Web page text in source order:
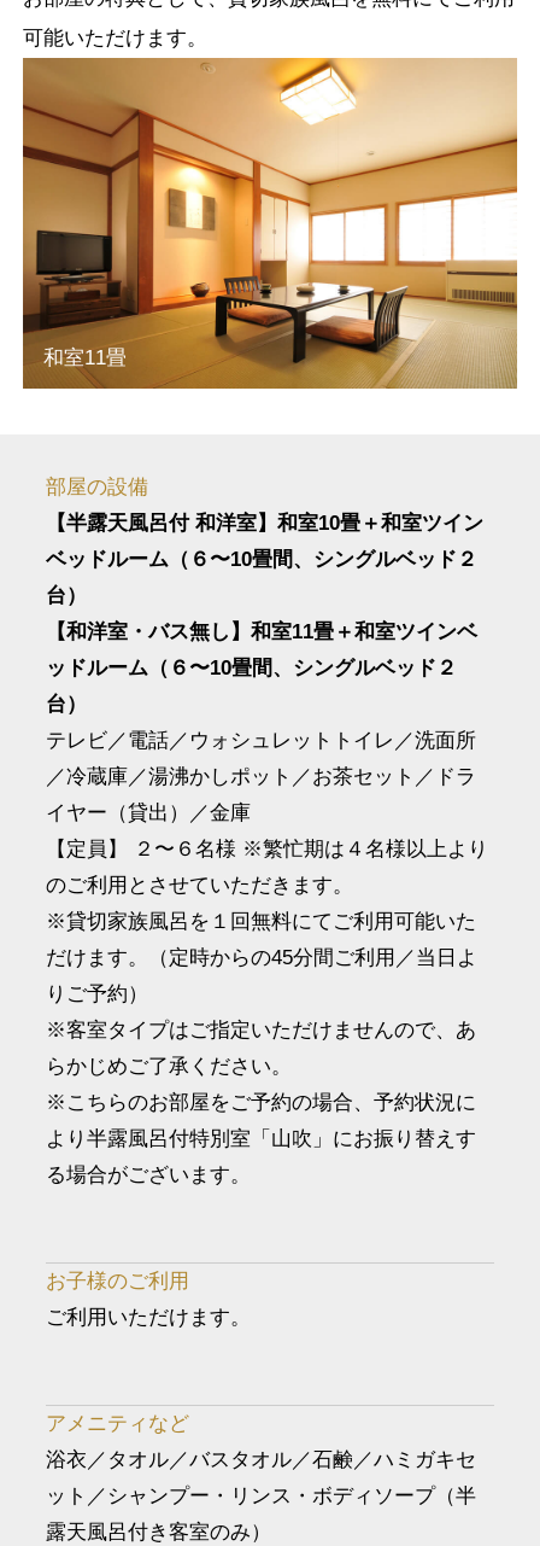
可能いただけます。
和室11畳
部屋の設備
【半露天風呂付 和洋室】和室10畳＋和室ツイン
ベッドルーム（６〜10畳間、シングルベッド２
台）
【和洋室・バス無し】和室11畳＋和室ツインベ
ッドルーム（６〜10畳間、シングルベッド２
台）
テレビ／電話／ウォシュレットトイレ／洗面所
／冷蔵庫／湯沸かしポット／お茶セット／ドラ
イヤー（貸出）／金庫
【定員】 ２〜６名様 ※繁忙期は４名様以上より
のご利用とさせていただきます。
※貸切家族風呂を１回無料にてご利用可能いた
だけます。（定時からの45分間ご利用／当日よ
りご予約）
※客室タイプはご指定いただけませんので、あ
らかじめご了承ください。
※こちらのお部屋をご予約の場合、予約状況に
より半露風呂付特別室「山吹」にお振り替えす
る場合がございます。
お子様のご利用
ご利用いただけます。
アメニティなど
浴衣／タオル／バスタオル／石鹸／ハミガキセ
ット／シャンプー・リンス・ボディソープ（半
露天風呂付き客室のみ）